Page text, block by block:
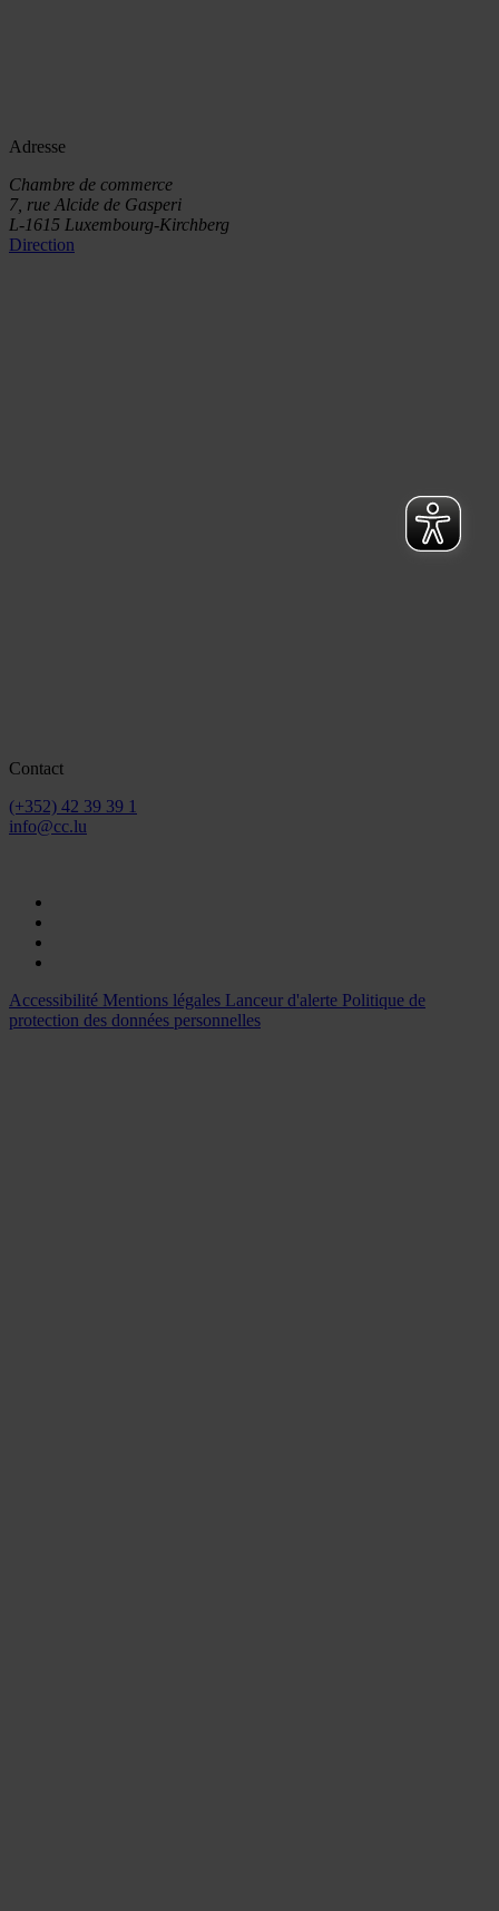
Adresse
Chambre de commerce
7, rue Alcide de Gasperi
L-1615 Luxembourg-Kirchberg
Direction
Contact
(+352) 42 39 39 1
info@cc.lu
Accessibilité Mentions légales Lanceur d'alerte Politique de
protection des données personnelles